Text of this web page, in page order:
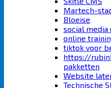
Martech-
Bloeise
social
online
tiktok voor
https://
pakketten
Website
Technische